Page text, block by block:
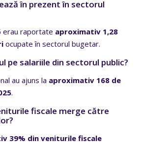
în prezent în sectorul
erau raportate aproximativ 1,28
ocupate în sectorul bugetar.
pe salariile din sectorul public?
au ajuns la aproximativ 168 de
.
fiscale merge către
39% din veniturile fiscale